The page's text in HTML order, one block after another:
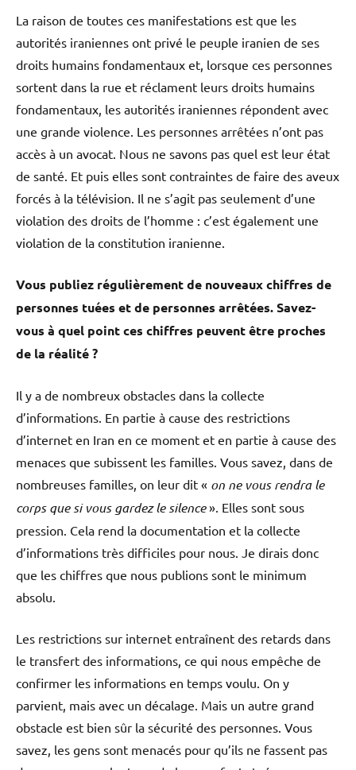
La raison de toutes ces manifestations est que les
autorités iraniennes ont privé le peuple iranien de ses
droits humains fondamentaux et, lorsque ces personnes
sortent dans la rue et réclament leurs droits humains
fondamentaux, les autorités iraniennes répondent avec
une grande violence. Les personnes arrêtées n’ont pas
accès à un avocat. Nous ne savons pas quel est leur état
de santé. Et puis elles sont contraintes de faire des aveux
forcés à la télévision. Il ne s’agit pas seulement d’une
violation des droits de l’homme : c’est également une
violation de la constitution iranienne.
Vous publiez régulièrement de nouveaux chiffres de
personnes tuées et de personnes arrêtées. Savez-
vous à quel point ces chiffres peuvent être proches
de la réalité ?
Il y a de nombreux obstacles dans la collecte
d’informations. En partie à cause des restrictions
d’internet en Iran en ce moment et en partie à cause des
menaces que subissent les familles. Vous savez, dans de
nombreuses familles, on leur dit « on ne vous rendra le
corps que si vous gardez le silence». Elles sont sous
pression. Cela rend la documentation et la collecte
d’informations très difficiles pour nous. Je dirais donc
que les chiffres que nous publions sont le minimum
absolu.
Les restrictions sur internet entraînent des retards dans
le transfert des informations, ce qui nous empêche de
confirmer les informations en temps voulu. On y
parvient, mais avec un décalage. Mais un autre grand
obstacle est bien sûr la sécurité des personnes. Vous
savez, les gens sont menacés pour qu’ils ne fassent pas